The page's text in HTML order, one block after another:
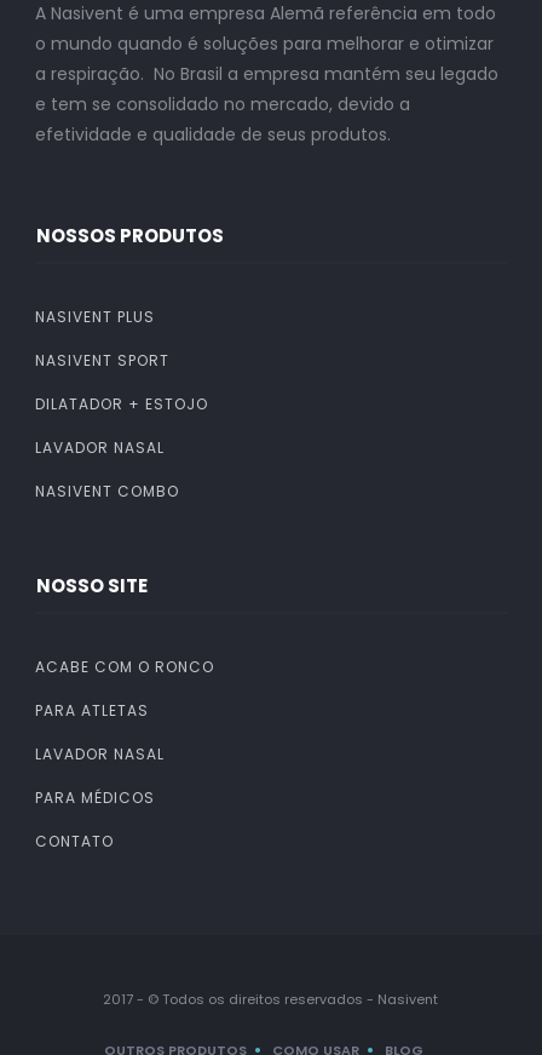
A Nasivent é uma empresa Alemã referência em todo
o mundo quando é soluções para melhorar e otimizar
a respiração. No Brasil a empresa mantém seu legado
e tem se consolidado no mercado, devido a
efetividade e qualidade de seus produtos.
NOSSOS PRODUTOS
NASIVENT PLUS
NASIVENT SPORT
DILATADOR + ESTOJO
LAVADOR NASAL
NASIVENT COMBO
NOSSO SITE
ACABE COM O RONCO
PARA ATLETAS
LAVADOR NASAL
PARA MÉDICOS
CONTATO
2017 - © Todos os direitos reservados - Nasivent
OUTROS PRODUTOS COMO USAR BLOG